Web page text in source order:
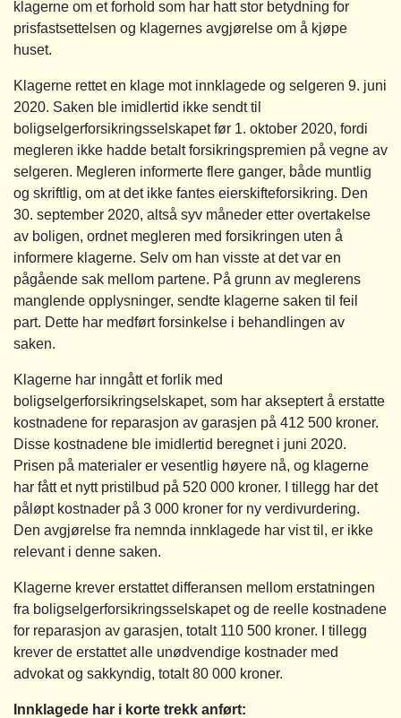
klagerne om et forhold som har hatt stor betydning for
prisfastsettelsen og klagernes avgjørelse om å kjøpe
huset.
Klagerne rettet en klage mot innklagede og selgeren 9. juni
2020. Saken ble imidlertid ikke sendt til
boligselgerforsikringsselskapet før 1. oktober 2020, fordi
megleren ikke hadde betalt forsikringspremien på vegne av
selgeren. Megleren informerte flere ganger, både muntlig
og skriftlig, om at det ikke fantes eierskifteforsikring. Den
30. september 2020, altså syv måneder etter overtakelse
av boligen, ordnet megleren med forsikringen uten å
informere klagerne. Selv om han visste at det var en
pågående sak mellom partene. På grunn av meglerens
manglende opplysninger, sendte klagerne saken til feil
part. Dette har medført forsinkelse i behandlingen av
saken.
Klagerne har inngått et forlik med
boligselgerforsikringselskapet, som har akseptert å erstatte
kostnadene for reparasjon av garasjen på 412 500 kroner.
Disse kostnadene ble imidlertid beregnet i juni 2020.
Prisen på materialer er vesentlig høyere nå, og klagerne
har fått et nytt pristilbud på 520 000 kroner. I tillegg har det
påløpt kostnader på 3 000 kroner for ny verdivurdering.
Den avgjørelse fra nemnda innklagede har vist til, er ikke
relevant i denne saken.
Klagerne krever erstattet differansen mellom erstatningen
fra boligselgerforsikringsselskapet og de reelle kostnadene
for reparasjon av garasjen, totalt 110 500 kroner. I tillegg
krever de erstattet alle unødvendige kostnader med
advokat og sakkyndig, totalt 80 000 kroner.
Innklagede har i korte trekk anført: